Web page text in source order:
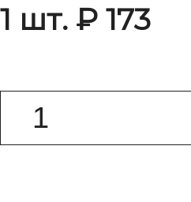
1 шт. ₽ 173